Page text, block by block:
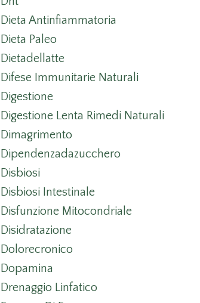
Dieta Antinfiammatoria
Dieta Paleo
Dietadellatte
Difese Immunitarie Naturali
Digestione
Digestione Lenta Rimedi Naturali
Dimagrimento
Dipendenzadazucchero
Disbiosi
Disbiosi Intestinale
Disfunzione Mitocondriale
Disidratazione
Dolorecronico
Dopamina
Drenaggio Linfatico